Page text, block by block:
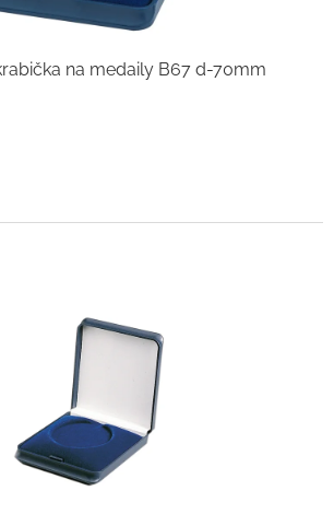
na medaily B67 d-70mm